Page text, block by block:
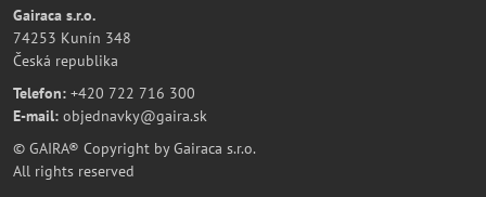
Gairaca s.r.o.
74253 Kunín 348
Česká republika
Telefon: +420 722 716 300
E-mail: objednavky@gaira.sk
© GAIRA® Copyright by Gairaca s.r.o.
All rights reserved